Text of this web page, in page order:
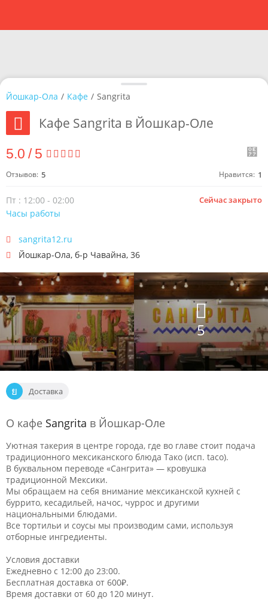
5
Доставка
Йошкар-Ола / Кафе / Sangrita
Кафе Sangrita в Йошкар-Оле
5.0 / 5
Отзывов: 5 Нравится: 1
sangrita12.ru
Йошкар-Ола, б-р Чавайна, 36
Сейчас закрыто
Пт : 12:00 - 02:00
Часы работы
О кафе Sangrita в Йошкар-Оле
Уютная такерия в центре города, где во главе стоит подача
традиционного мексиканского блюда Тако (исп. taco).
В буквальном переводе «Сангрита» — кровушка
традиционной Мексики.
Мы обращаем на себя внимание мексиканской кухней с
буррито, кесадильей, начос, чуррос и другими
национальными блюдами.
Все тортильи и соусы мы производим сами, используя
отборные ингредиенты.
Условия доставки
Ежедневно с 12:00 до 23:00.
Бесплатная доставка от 600₽.
Время доставки от 60 до 120 минут.